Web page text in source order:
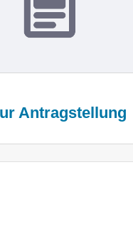
Antragstellung